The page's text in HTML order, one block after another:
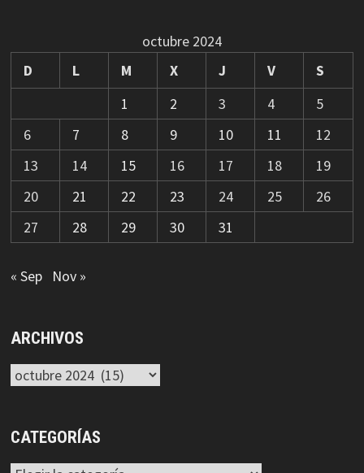
octubre 2024
D
L M X J V
S
1
2 3 4
5
6
7 8 9 10 11
12
13
14 15 16 17 18
19
20
21 22 23 24 25
26
27
28 29 30 31
« Sep Nov »
ARCHIVOS
Archivos
CATEGORÍAS